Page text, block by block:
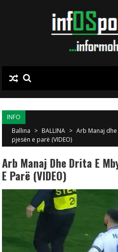
INFO
Ballina > BALLINA > Arb Manaj
pjesën e parë (VIDEO)
Arb Manaj Dhe Drita E
E Parë (VIDEO)